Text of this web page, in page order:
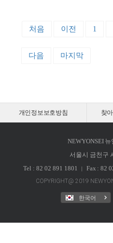
처음 이전 1
다음
마지막
개인정보보호방침 찾
NEWYONSEI
서울시 금천구
Tel : 82 02 891 1801
Fax : 82
COPYRIGHT@ 2019
한국어